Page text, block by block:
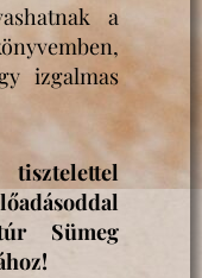
a
izgalmas
Sümeg